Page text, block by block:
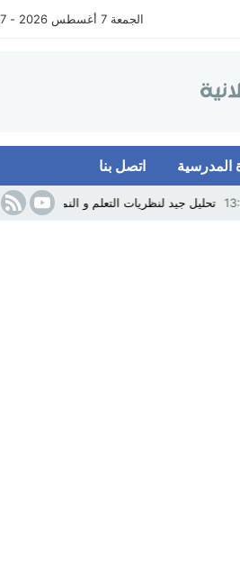
الجمعة 7 أغسطس 2026 - 21:37 مساءً
المدرسية اتصل بنا
جيد لنظريات التعلم و النمو من أجل تدريس فعال